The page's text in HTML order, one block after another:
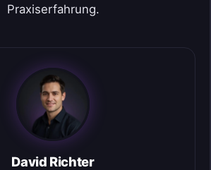
Praxiserfahrung.
David Richter